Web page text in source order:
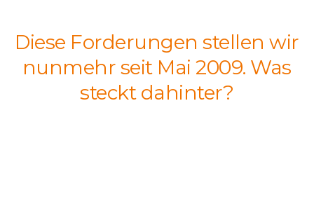
Diese Forderungen stellen wir
nunmehr seit Mai 2009. Was
steckt dahinter?